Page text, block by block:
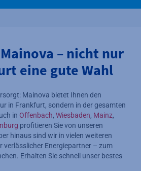
– nicht nur
eine gute Wahl
Mainova bietet Ihnen den
in Frankfurt, sondern in der gesamten
in Offenbach, Wiesbaden, Mainz,
profitieren Sie von unseren
hinaus sind wir in vielen weiteren
verlässlicher Energiepartner – zum
Erhalten Sie schnell unser bestes